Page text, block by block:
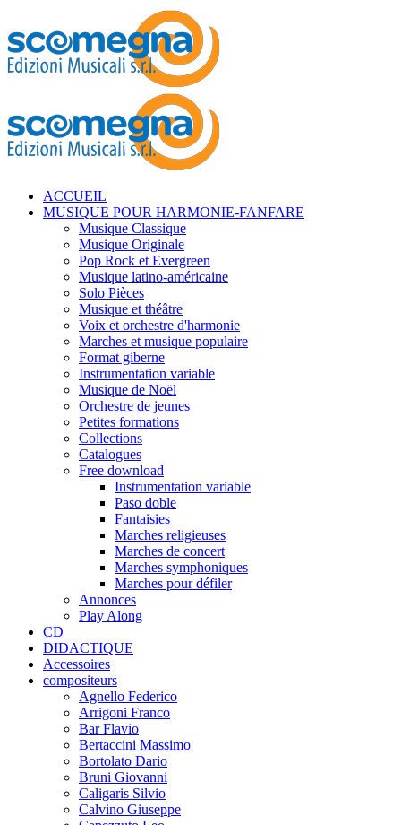
ACCUEIL
MUSIQUE POUR HARMONIE-FANFARE
Musique Classique
Musique Originale
Pop Rock et Evergreen
Musique latino-américaine
Solo Pièces
Musique et théâtre
Voix et orchestre d'harmonie
Marches et musique populaire
Format giberne
Instrumentation variable
Musique de Noël
Orchestre de jeunes
Petites formations
Collections
Catalogues
Free download
Instrumentation variable
Paso doble
Fantaisies
Marches religieuses
Marches de concert
Marches symphoniques
Marches pour défiler
Annonces
Play Along
CD
DIDACTIQUE
Accessoires
compositeurs
Agnello Federico
Arrigoni Franco
Bar Flavio
Bertaccini Massimo
Bortolato Dario
Bruni Giovanni
Caligaris Silvio
Calvino Giuseppe